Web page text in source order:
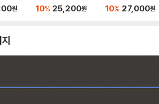
화원 10% 25,200원
도적 업무 역량
10% 27,000원